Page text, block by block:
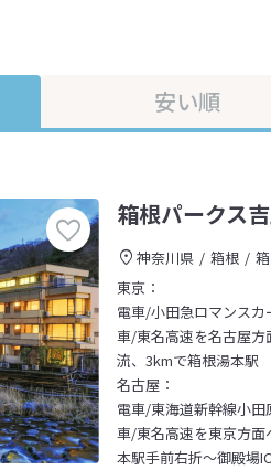
安い順
箱根パークス
神奈川県 箱根
東京：
電車/小田急ロマンス
車/東名高速を名古屋方
流、3kmで箱根湯本駅
名古屋：
電車/東海道新幹線小
車/東名高速を東京方面
本駅手前右折～御殿場